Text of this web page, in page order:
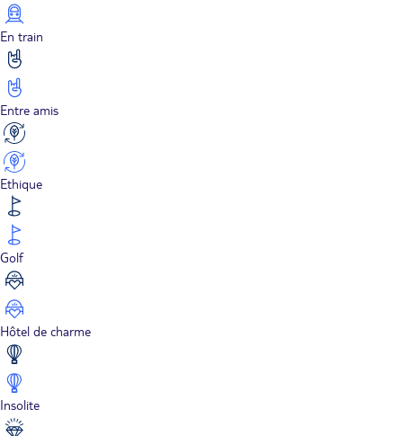
En train
Entre amis
Ethique
Golf
Hôtel de charme
Insolite